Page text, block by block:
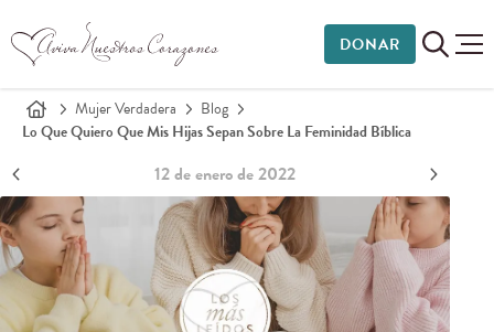
DONAR
Mujer Verdadera
Blog
Lo Que Quiero Que Mis Hijas Sepan Sobre La Feminidad Bíblica
12 de enero de 2022